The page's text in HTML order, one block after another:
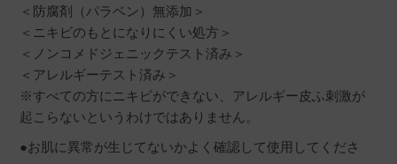
＜防腐剤（パラベン）無添加＞
＜ニキビのもとになりにくい処方＞
＜ノンコメドジェニックテスト済み＞
＜アレルギーテスト済み＞
※すべての方にニキビができない、アレルギー皮ふ刺激が
起こらないというわけではありません。
●お肌に異常が生じてないかよく確認して使用してくださ